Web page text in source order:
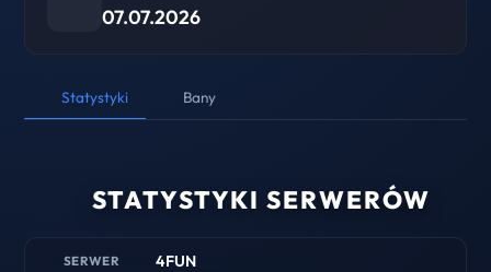
07.07.2026
Statystyki Bany
STATYSTYKI SERWERÓW
SERWER 4FUN